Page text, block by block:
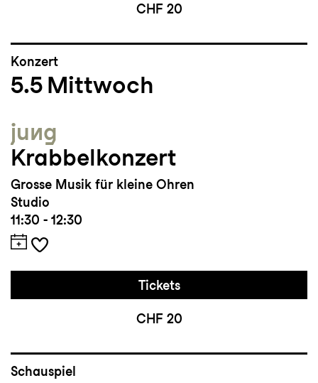
CHF 20
Konzert
5.5 Mittwoch
jung
Krabbelkonzert
Grosse Musik für kleine Ohren
Studio
11:30 - 12:30
Tickets
CHF 20
Schauspiel